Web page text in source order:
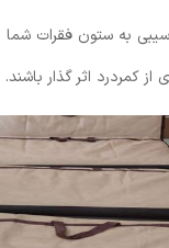
به ستون فقرات شما
از کمردرد اثر گذار باشند.